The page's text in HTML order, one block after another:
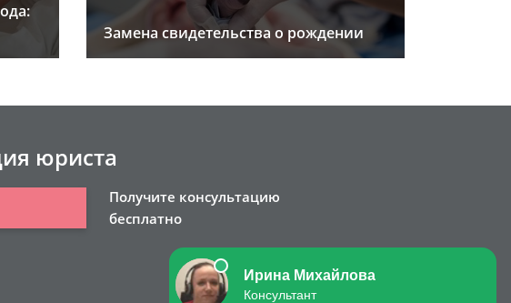
Замена свидетельства о рождении
юриста
Получите консультацию
бесплатно